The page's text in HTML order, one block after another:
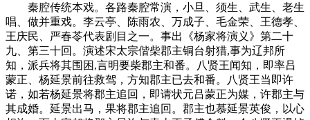
秦腔传统本戏。各路秦腔常演，小旦、须生、武生、老生
唱、做并重戏。李云亭、陈雨农、万成子、毛金荣、王德孝、
王庆民、严春苓代表剧目之一。事出《杨家将演义》第二十
九、第三十回。演述宋太宗偕柴郡主铜台射猎,事为辽邦所
知，派兵将其围困,言明要柴郡主和番。八贤王闻知，即率吕
蒙正、杨延景前往救驾，方知郡主已去和番。八贤王当即许
诺，如若杨延景将郡主追回，即请状元吕蒙正为媒，许郡主与
其成婚。延景出马，果将郡主追回。郡主也慕延景英俊，以心